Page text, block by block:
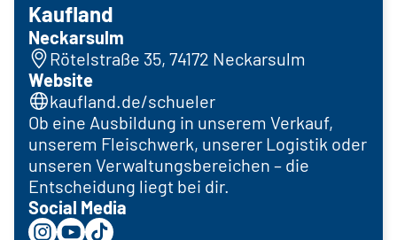
Kaufland
Neckarsulm
Rötelstraße 35, 74172 Neckarsulm
Website
kaufland.de/schueler
Ob eine Ausbildung in unserem Verkauf,
unserem Fleischwerk, unserer Logistik oder
unseren Verwaltungsbereichen – die
Entscheidung liegt bei dir.
Social Media